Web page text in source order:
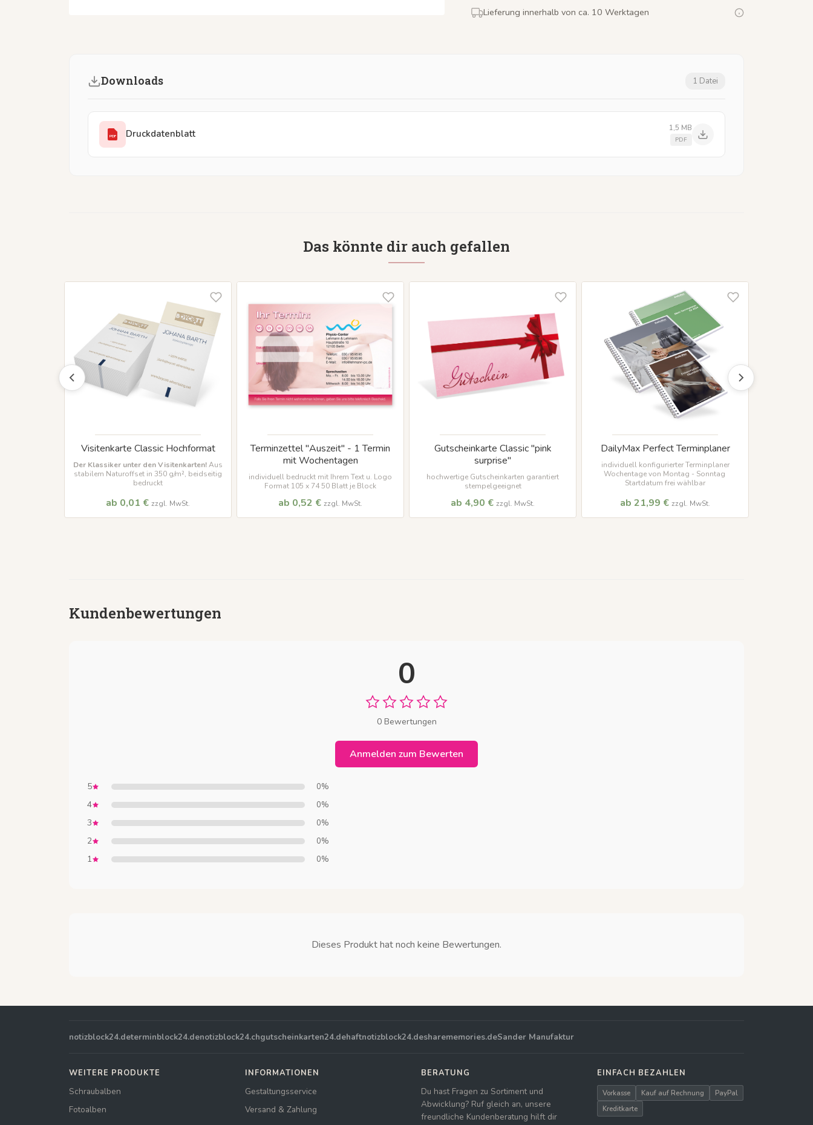
Lieferung innerhalb von ca. 10 Werktagen
Downloads 1 Datei
PDF Druckdatenblatt 1,5 MB
PDF
Das könnte dir auch gefallen
Visitenkarte Classic Hochformat
Der Klassiker unter den Visitenkarten!Aus
stabilem Naturoffset in 350 g/m², beidseitig
bedruckt
ab 0,01 € zzgl. MwSt.
Terminzettel "Auszeit" - 1 Termin
mit Wochentagen
individuell bedruckt mit Ihrem Text u. Logo
Format 105 x 74 50 Blatt je Block
ab 0,52 € zzgl. MwSt.
Gutscheinkarte Classic "pink
surprise"
hochwertige Gutscheinkarten garantiert
stempelgeeignet
ab 4,90 € zzgl. MwSt.
DailyMax Perfect Terminplaner
individuell konfigurierter Terminplaner
Wochentage von Montag - Sonntag
Startdatum frei wählbar
ab 21,99 € zzgl. MwSt.
Kundenbewertungen
0
0 Bewertungen
Anmelden zum Bewerten
5 0%
4 0%
3 0%
2 0%
1 0%
Dieses Produkt hat noch keine Bewertungen.
notizblock24.determinblock24.denotizblock24.chgutscheinkarten24.dehaftnotizblock24.desharememories.deSander Manufaktur
WEITERE PRODUKTE
Schraubalben
Fotoalben
INFORMATIONEN
Gestaltungsservice
Versand & Zahlung
BERATUNG
Du hast Fragen zu Sortiment und
Abwicklung? Ruf gleich an, unsere
freundliche Kundenberatung hilft dir
EINFACH BEZAHLEN
Vorkasse Kauf auf Rechnung
PayPal
Kreditkarte